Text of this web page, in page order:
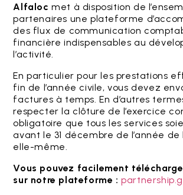
Alfaloc met à disposition de
partenaires une plateforme
des flux de communication
financière indispensables au
l’activité.
En particulier pour les prestations
fin de l’année civile, vous devez
factures à temps. En d’autres
respecter la clôture de l’exercice
obligatoire que tous les services
avant le 31 décembre de l’année
elle-même.
Vous pouvez facilement
sur notre plateforme :